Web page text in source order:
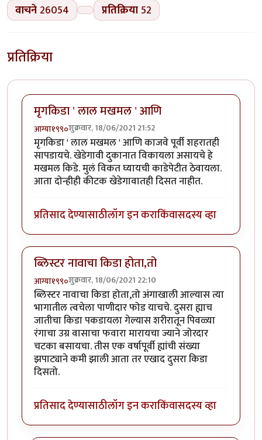
वाचने 26054 प्रतिक्रिया52
प्रतिक्रिया
मृगकिडा ' लाल मखमल ' आणि
आग्या१९९०शुक्रवार, 18/06/2021 21:52
मृगकिडा ' लाल मखमल ' आणि काजवे पूर्वी शहरातही
सापडायचे. खेडेगावी दुकानात विकायला असायचे हे
मखमल किडे. मुलं विकत घ्यायची काडेपेटीत ठेवायला.
आता दोन्हीही कीटक खेडेगावातही दिसत नाहीत.
प्रतिसाद देण्यासाठीलॉग इन कराकिंवासदस्य व्हा
ब्लिस्टर नावाचा किडा होता,तो
आग्या१९९०शुक्रवार, 18/06/2021 22:10
ब्लिस्टर नावाचा किडा होता,तो अंगाखाली आल्यास त्या
भागातील त्वचेला पाणीदार फोड याचचे. दुसरा ह्याच
जातीचा किडा पकडायला गेल्यास शरीरातून पिवळ्या
रंगाचा उग्र वासाचा फवारा मारायचा ज्याने जोरदार
चटका बसायचा. तीस एक वर्षापूर्वी ह्यांची संख्या
झपाट्याने कमी झाली आता तर एखाद दुसरा किडा
दिसतो.
प्रतिसाद देण्यासाठीलॉग इन कराकिंवासदस्य व्हा